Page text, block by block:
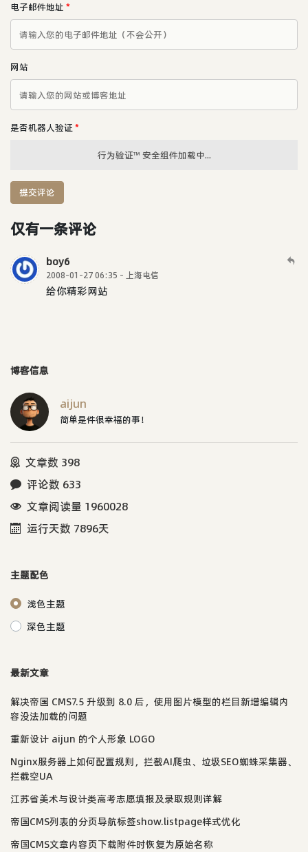
电子邮件地址 *
网站
是否机器人验证 *
行为验证™ 安全组件加载中...
提交评论
仅有一条评论
boy6
2008-01-27 06:35 - 上海电信
给你精彩网站
博客信息
aijun
简单是件很幸福的事！
文章数 398
评论数 633
文章阅读量 1960028
运行天数 7896天
主题配色
浅色主题
深色主题
最新文章
解决帝国 CMS7.5 升级到 8.0 后，使用图片模型的栏目新增编辑内
容没法加载的问题
重新设计 aijun 的个人形象 LOGO
Nginx服务器上如何配置规则，拦截AI爬虫、垃圾SEO蜘蛛采集器、
拦截空UA
江苏省美术与设计类高考志愿填报及录取规则详解
帝国CMS列表的分页导航标签show.listpage样式优化
帝国CMS文章内容页下载附件时恢复为原始名称